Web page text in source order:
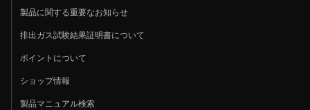
製品に関する重要なお知らせ
排出ガス試験結果証明書について
ポイントについて
ショップ情報
製品マニュアル検索